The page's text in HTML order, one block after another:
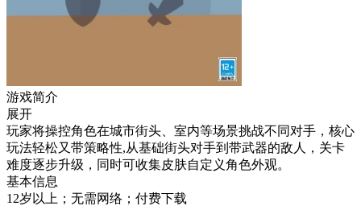
游戏简介
展开
玩家将操控角色在城市街头、室内等场景挑战不同对手，核心
玩法轻松又带策略性,从基础街头对手到带武器的敌人，关卡
难度逐步升级，同时可收集皮肤自定义角色外观。
基本信息
12岁以上；无需网络；付费下载